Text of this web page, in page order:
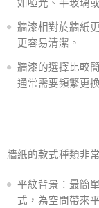
如啞光、半玻璃
牆漆相對於牆紙
更容易清潔。
牆漆的選擇比較
通常需要頻繁更
牆紙的款式種類非
平紋背景：最簡
式，為空間帶來